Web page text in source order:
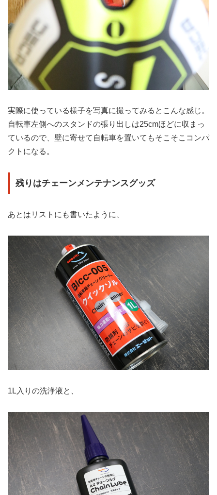
実際に使っている様子を写真に撮ってみるとこんな感じ。
自転車左側へのスタンドの張り出しは25cmほどに収まっ
ているので、壁に寄せて自転車を置いてもそこそこコンパ
クトになる。
残りはチェーンメンテナンスグッズ
あとはリストにも書いたように、
1L入りの洗浄液と、